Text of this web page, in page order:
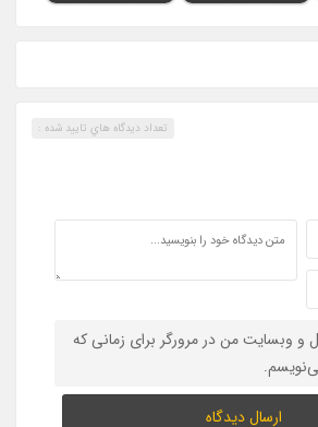
تعداد ديدگاه هاي تاييد شده :
و وبسایت من در مرورگر برای زمانی که